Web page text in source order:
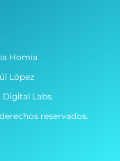
Homia
López
Labs.
reservados.